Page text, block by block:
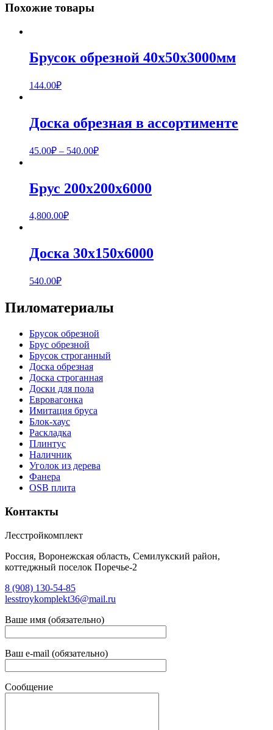
Похожие товары
Брусок обрезной 40x50x3000мм
144.00₽
Доска обрезная в ассортименте
45.00₽ – 540.00₽
Брус 200х200х6000
4,800.00₽
Доска 30х150х6000
540.00₽
Пиломатериалы
Брусок обрезной
Брус обрезной
Брусок строганный
Доска обрезная
Доска строганная
Доски для пола
Евровагонка
Имитация бруса
Блок-хаус
Раскладка
Плинтус
Наличник
Уголок из дерева
Фанера
OSB плита
Контакты
Лесстройкомплект
Россия, Воронежская область, Семилукский район,
коттеджный поселок Поречье-2
8 (908) 130-54-85
lesstroykomplekt36@mail.ru
Ваше имя (обязательно)
Ваш e-mail (обязательно)
Сообщение